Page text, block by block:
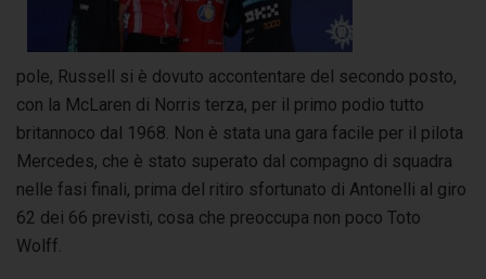
pole, Russell si è dovuto accontentare del secondo posto,
con la McLaren di Norris terza, per il primo podio tutto
britannoco dal 1968. Non è stata una gara facile per il pilota
Mercedes, che è stato superato dal compagno di squadra
nelle fasi finali, prima del ritiro sfortunato di Antonelli al giro
62 dei 66 previsti, cosa che preoccupa non poco Toto
Wolff.